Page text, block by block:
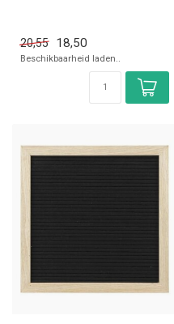
20,55 18,50
Beschikbaarheid laden..